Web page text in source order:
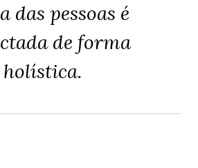
das pessoas é
de forma
holística.